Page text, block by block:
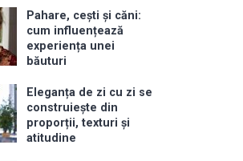
Pahare, cești și căni:
cum influențează
experiența unei
băuturi
Eleganța de zi cu zi se
construiește din
proporții, texturi și
atitudine